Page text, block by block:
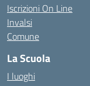
Iscrizioni On Line
Invalsi
Comune
La Scuola
I luoghi